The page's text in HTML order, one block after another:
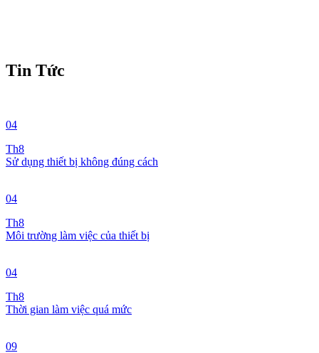
Tin Tức
04
Th8
Sử dụng thiết bị không đúng cách
04
Th8
Môi trường làm việc của thiết bị
04
Th8
Thời gian làm việc quá mức
09